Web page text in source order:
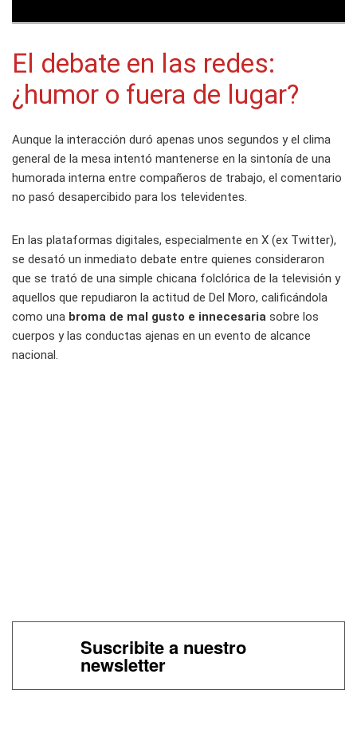
El debate en las redes:
¿humor o fuera de lugar?
Aunque la interacción duró apenas unos segundos y el clima
general de la mesa intentó mantenerse en la sintonía de una
humorada interna entre compañeros de trabajo, el comentario
no pasó desapercibido para los televidentes.
En las plataformas digitales, especialmente en X (ex Twitter),
se desató un inmediato debate entre quienes consideraron
que se trató de una simple chicana folclórica de la televisión y
aquellos que repudiaron la actitud de Del Moro, calificándola
como una broma de mal gusto e innecesaria sobre los
cuerpos y las conductas ajenas en un evento de alcance
nacional.
Suscribite a nuestro
newsletter